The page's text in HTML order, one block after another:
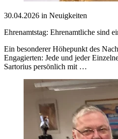
30.04.2026 in Neuigkeiten
Ehrenamtstag: Ehrenamtliche sind
Ein besonderer Höhepunkt des
Engagierten: Jede und jeder
Sartorius persönlich mit …